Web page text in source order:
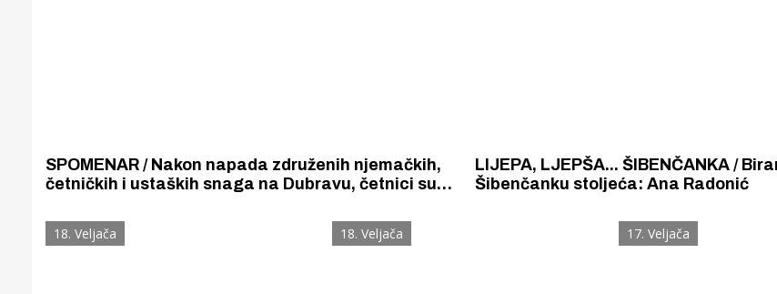
SPOMENAR / Nakon napada združenih njemačkih,
četničkih i ustaških snaga na Dubravu, četnici su
Birnja
LIJEPA, LJEPŠA... ŠIBENČANKA /
Šibenčanku stoljeća: Ana Radonić
18. Veljača 18. Veljača 17. Veljača